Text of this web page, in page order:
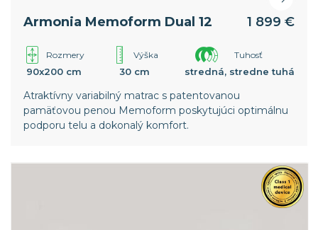
Armonia Memoform Dual 12 1 899 €
Rozmery
90x200 cm
Výška
30 cm
Tuhosť
stredná, stredne tuhá
Atraktívny variabilný matrac s patentovanou
pamäťovou penou Memoform poskytujúci optimálnu
podporu telu a dokonalý komfort.